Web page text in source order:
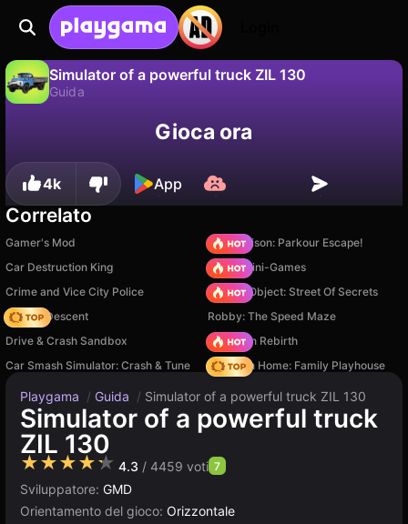
Simulator of a powerful truck ZIL 130
Guida
Salva i progressi!Gioca ora
4k App
Correlato
Gamer's Mod
Barry Prison: Parkour Escape!
Car Destruction King
Obby: Mini-Games
Crime and Vice City Police
Hidden Object: Street Of Secrets
Deadly Descent
Robby: The Speed Maze
Drive & Crash Sandbox
Stickman Rebirth
Car Smash Simulator: Crash & Tune
My Town Home: Family Playhouse
Playgama / Guida / Simulator of a powerful truck ZIL 130
Simulator of a powerful truck
ZIL 130
★★★★★ 4.3 / 4459 voti 7
Sviluppatore: GMD
Orientamento del gioco: Orizzontale